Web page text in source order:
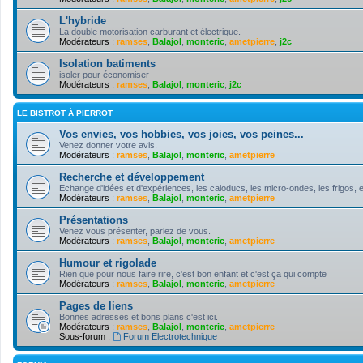
L'hybride
La double motorisation carburant et électrique.
Modérateurs : ramses Balajol monteric ametpierre j2c
Isolation batiments
isoler pour économiser
Modérateurs : ramses Balajol monteric j2c
LE BISTROT À PIERROT
Vos envies, vos hobbies, vos joies, vos peines...
Venez donner votre avis.
Modérateurs : ramses Balajol monteric ametpierre
Recherche et développement
Echange d'idées et d'expériences, les caloducs, les micro-ondes, les frigos,
Modérateurs : ramses Balajol monteric ametpierre
Présentations
Venez vous présenter, parlez de vous.
Modérateurs : ramses Balajol monteric ametpierre
Humour et rigolade
Rien que pour nous faire rire, c'est bon enfant et c'est ça qui compte
Modérateurs : ramses Balajol monteric ametpierre
Pages de liens
Bonnes adresses et bons plans c'est ici.
Modérateurs : ramses Balajol monteric ametpierre
Sous-forum :
Forum Electrotechnique